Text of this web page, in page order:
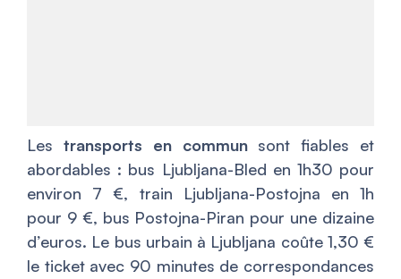
Les transports en communsont fiables et
abordables : bus Ljubljana-Bled en 1h30 pour
environ 7 €, train Ljubljana-Postojna en 1h
pour 9 €, bus Postojna-Piran pour une dizaine
d’euros. Le bus urbain à Ljubljana coûte 1,30 €
le ticket avec 90 minutes de correspondances